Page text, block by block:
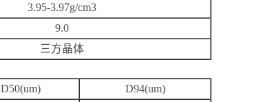
3.95-3.97g/cm3
9.0
三方晶体
D50(um)
D94(um)